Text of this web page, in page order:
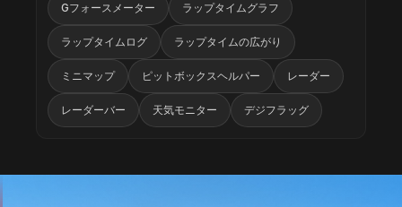
Gフォースメーター ラップタイムグラフ
ラップタイムログ ラップタイムの広がり
ミニマップ ピットボックスヘルパー レーダー
レーダーバー 天気モニター デジフラッグ